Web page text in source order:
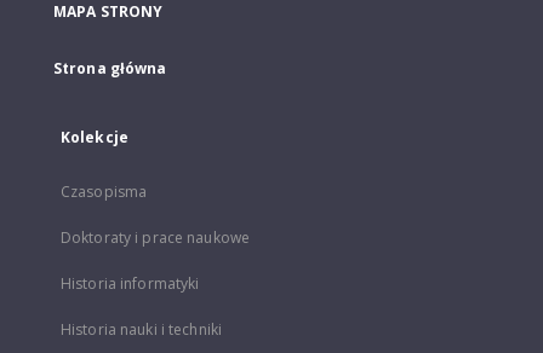
MAPA STRONY
Strona główna
Kolekcje
Czasopisma
Doktoraty i prace naukowe
Historia informatyki
Historia nauki i techniki